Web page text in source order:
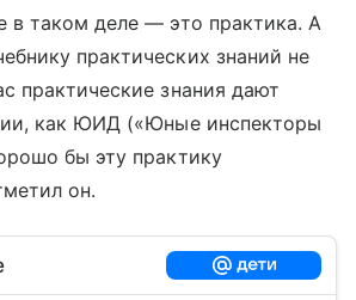
в таком деле — это практика. А
практических знаний не
практические знания дают
как ЮИД («Юные инспекторы
бы эту практику
он.